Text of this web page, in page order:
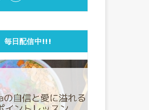
配信中!!!